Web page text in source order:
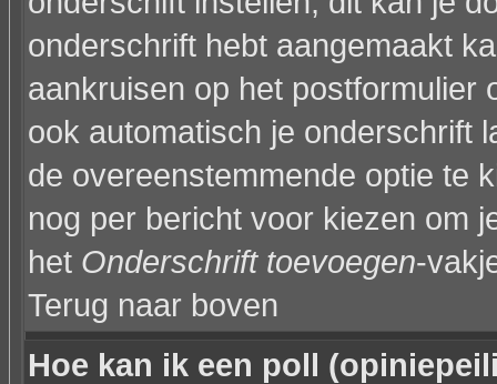
onderschrift hebt aangemaakt
aankruisen op het postformulier
ook automatisch je onderschrift
de overeenstemmende optie te
nog per bericht voor kiezen om
het Onderschrift toevoegen-
Terug naar boven
Hoe kan ik een poll